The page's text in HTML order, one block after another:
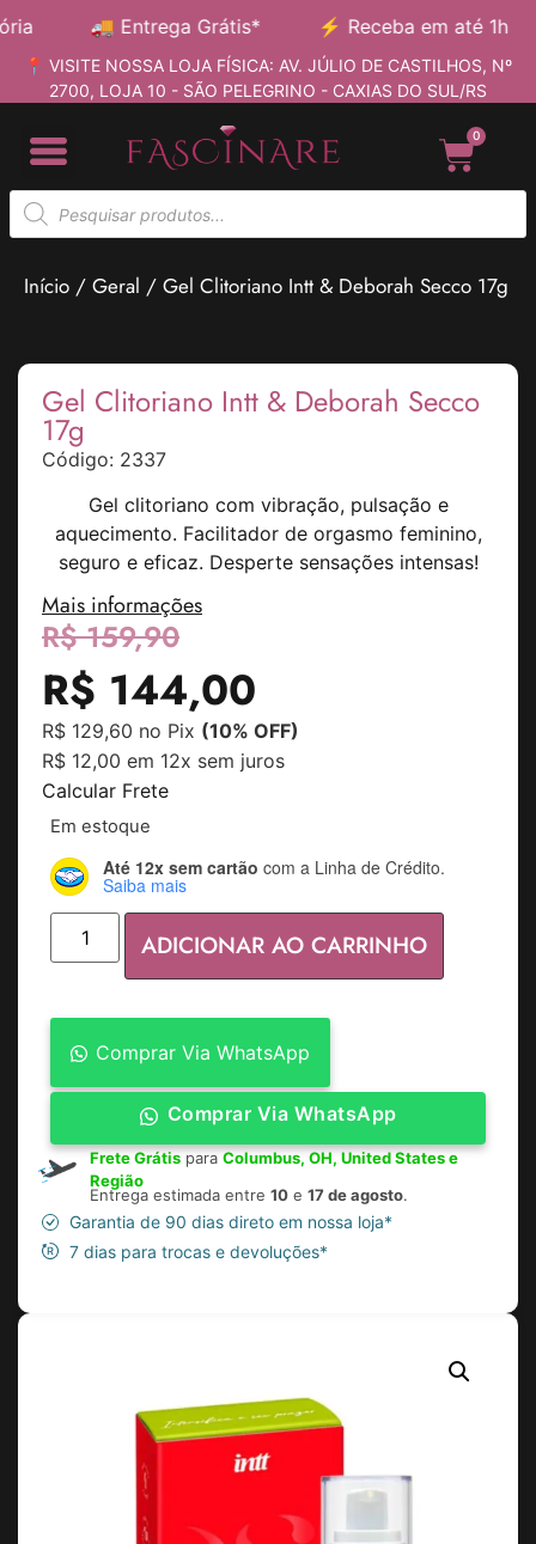
Entrega Grátis* Receba em até 1h
📍 VISITE NOSSA LOJA FÍSICA: AV. JÚLIO DE CASTILHOS, Nº
2700, LOJA 10 - SÃO PELEGRINO - CAXIAS DO SUL/RS
0
Início / Geral / Gel Clitoriano Intt & Deborah Secco 17g
Gel Clitoriano Intt & Deborah Secco
17g
Código: 2337
Gel clitoriano com vibração, pulsação e
aquecimento. Facilitador de orgasmo feminino,
seguro e eficaz. Desperte sensações intensas!
Mais informações
R$159,90
R$ 144,00
R$ 129,60 no Pix (10% OFF)
R$ 12,00 em 12x sem juros
Calcular Frete
Em estoque
Até 12x sem cartão com a Linha de Crédito.
Saiba mais
ADICIONAR AO CARRINHO
Comprar Via WhatsApp
Comprar Via WhatsApp
Frete Grátis para Columbus, OH, United States e
Região
Entrega estimada entre 10 e 17 de agosto.
Garantia de 90 dias direto em nossa loja*
7 dias para trocas e devoluções*